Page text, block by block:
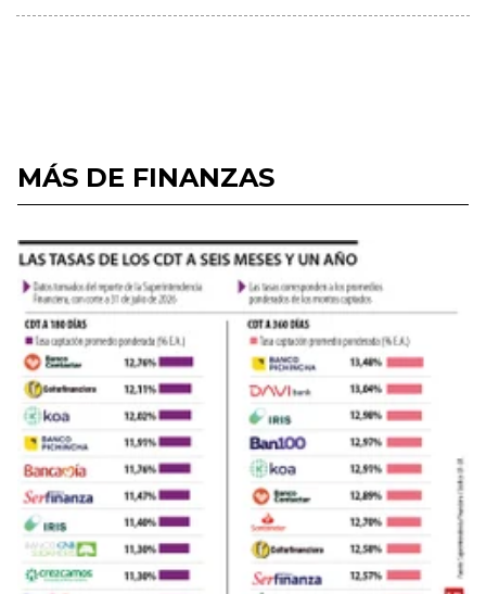
MÁS DE FINANZAS